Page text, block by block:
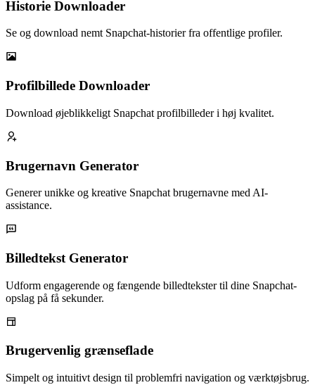
Historie Downloader
Se og download nemt Snapchat-historier fra offentlige profiler.
Profilbillede Downloader
Download øjeblikkeligt Snapchat profilbilleder i høj kvalitet.
Brugernavn Generator
Generer unikke og kreative Snapchat brugernavne med AI-
assistance.
Billedtekst Generator
Udform engagerende og fængende billedtekster til dine Snapchat-
opslag på få sekunder.
Brugervenlig grænseflade
Simpelt og intuitivt design til problemfri navigation og værktøjsbrug.